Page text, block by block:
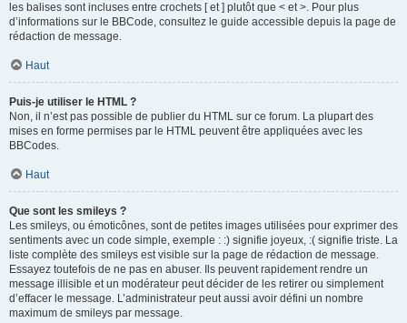
les balises sont incluses entre crochets [ et ] plutôt que < et >. Pour plus
d’informations sur le BBCode, consultez le guide accessible depuis la page de
rédaction de message.
Haut
Puis-je utiliser le HTML ?
Non, il n’est pas possible de publier du HTML sur ce forum. La plupart des
mises en forme permises par le HTML peuvent être appliquées avec les
BBCodes.
Haut
Que sont les smileys ?
Les smileys, ou émoticônes, sont de petites images utilisées pour exprimer des
sentiments avec un code simple, exemple : :) signifie joyeux, :( signifie triste. La
liste complète des smileys est visible sur la page de rédaction de message.
Essayez toutefois de ne pas en abuser. Ils peuvent rapidement rendre un
message illisible et un modérateur peut décider de les retirer ou simplement
d’effacer le message. L’administrateur peut aussi avoir défini un nombre
maximum de smileys par message.